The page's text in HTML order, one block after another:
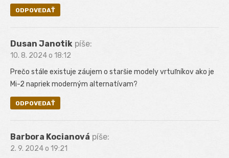
ODPOVEDAŤ
Dusan Janotik píše:
10. 8. 2024 o 18:12
Prečo stále existuje záujem o staršie modely vrtuľníkov ako je
Mi-2 napriek moderným alternatívam?
ODPOVEDAŤ
Barbora Kocianová píše:
2. 9. 2024 o 19:21